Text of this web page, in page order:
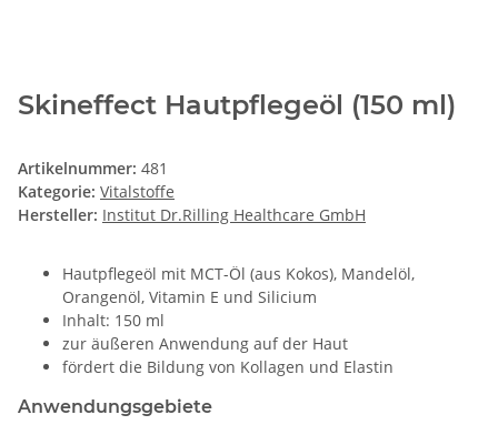
Skineffect Hautpflegeöl (150 ml)
Artikelnummer: 481
Kategorie: Vitalstoffe
Hersteller: Institut Dr.Rilling Healthcare GmbH
Hautpflegeöl mit MCT-Öl (aus Kokos), Mandelöl,
Orangenöl, Vitamin E und Silicium
Inhalt: 150 ml
zur äußeren Anwendung auf der Haut
fördert die Bildung von Kollagen und Elastin
Anwendungsgebiete